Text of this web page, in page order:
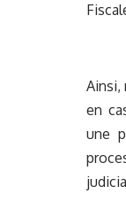
Ainsi,
en
une